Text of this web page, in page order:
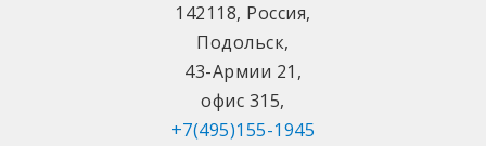
142118, Россия,
Подольск,
43-Армии 21 ,
офис 315,
+7(495)155-1945